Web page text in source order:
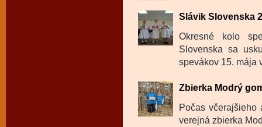
Slávik Slovenska
Okresné kolo
Slovenska sa
spevákov 15. mája
Zbierka Modrý
Počas
verejná zbierka